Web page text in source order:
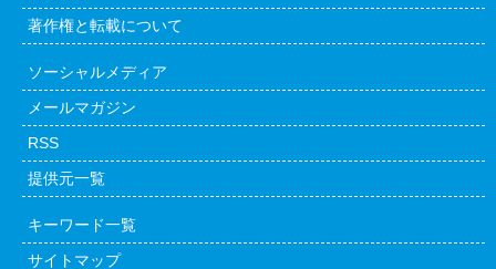
著作権と転載について
ソーシャルメディア
メールマガジン
RSS
提供元一覧
キーワード一覧
サイトマップ